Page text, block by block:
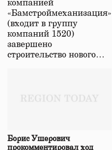
компанией
«Бамстроймеханизация»
(входит в группу
компаний 1520)
завершено
строительство нового…
Борис Ушерович
прокомментировал ход